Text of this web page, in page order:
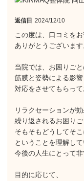
返信日 2024/12/10
この度は、口コミをお
ありがとうございます
当院では、お困りご
筋膜と姿勢による影
対応をさせてもらって
リラクセーションが
繰り返されるお困りご
そもそもどうしてそ
ということを理解し
今後の人生にとって
目的に応じて、